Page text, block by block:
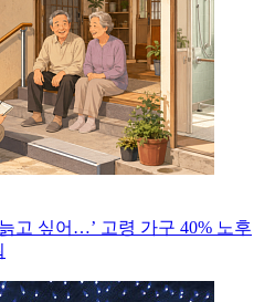
고 싶어…’ 고령 가구 40% 노후